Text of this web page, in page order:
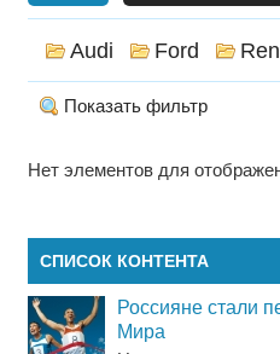
Audi Ford
Показать фильтр
Нет элементов для
СПИСОК КОНТЕНТА
Россияне стали
Мира